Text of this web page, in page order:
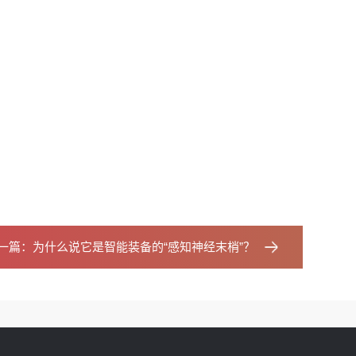
篇： 为什么说它是智能装备的“感知神经末梢”？